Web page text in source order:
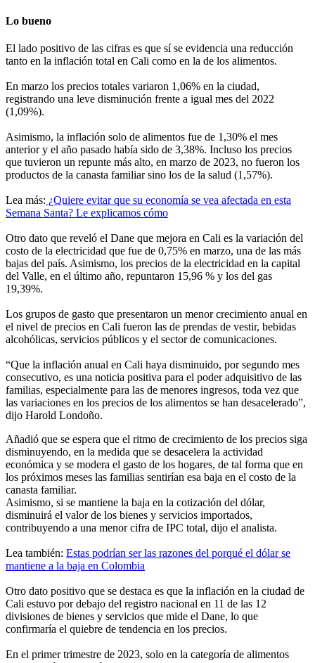
Lo bueno
El lado positivo de las cifras es que sí se evidencia una reducción
tanto en la inflación total en Cali como en la de los alimentos.
En marzo los precios totales variaron 1,06% en la ciudad,
registrando una leve disminución frente a igual mes del 2022
(1,09%).
Asimismo, la inflación solo de alimentos fue de 1,30% el mes
anterior y el año pasado había sido de 3,38%. Incluso los precios
que tuvieron un repunte más alto, en marzo de 2023, no fueron los
productos de la canasta familiar sino los de la salud (1,57%).
Lea más: ¿Quiere evitar que su economía se vea afectada en esta
Semana Santa? Le explicamos cómo
Otro dato que reveló el Dane que mejora en Cali es la variación del
costo de la electricidad que fue de 0,75% en marzo, una de las más
bajas del país. Asimismo, los precios de la electricidad en la capital
del Valle, en el último año, repuntaron 15,96 % y los del gas
19,39%.
Los grupos de gasto que presentaron un menor crecimiento anual en
el nivel de precios en Cali fueron las de prendas de vestir, bebidas
alcohólicas, servicios públicos y el sector de comunicaciones.
“Que la inflación anual en Cali haya disminuido, por segundo mes
consecutivo, es una noticia positiva para el poder adquisitivo de las
familias, especialmente para las de menores ingresos, toda vez que
las variaciones en los precios de los alimentos se han desacelerado”,
dijo Harold Londoño.
Añadió que se espera que el ritmo de crecimiento de los precios siga
disminuyendo, en la medida que se desacelera la actividad
económica y se modera el gasto de los hogares, de tal forma que en
los próximos meses las familias sentirían esa baja en el costo de la
canasta familiar.
Asimismo, si se mantiene la baja en la cotización del dólar,
disminuirá el valor de los bienes y servicios importados,
contribuyendo a una menor cifra de IPC total, dijo el analista.
Lea también: Estas podrían ser las razones del porqué el dólar se
mantiene a la baja en Colombia
Otro dato positivo que se destaca es que la inflación en la ciudad de
Cali estuvo por debajo del registro nacional en 11 de las 12
divisiones de bienes y servicios que mide el Dane, lo que
confirmaría el quiebre de tendencia en los precios.
En el primer trimestre de 2023, solo en la categoría de alimentos